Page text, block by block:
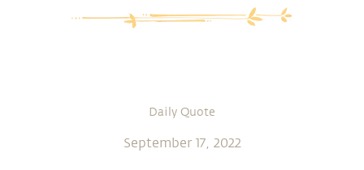
Daily Quote
September 17, 2022